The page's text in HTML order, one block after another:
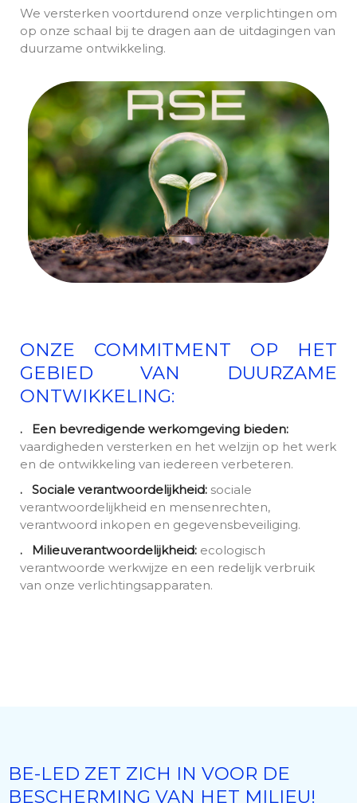
We versterken voortdurend onze verplichtingen om
op onze schaal bij te dragen aan de uitdagingen van
duurzame ontwikkeling.
ONZE COMMITMENT OP HET
GEBIED VAN DUURZAME
ONTWIKKELING:
. Een bevredigende werkomgeving bieden:
vaardigheden versterken en het welzijn op het werk
en de ontwikkeling van iedereen verbeteren.
. Sociale verantwoordelijkheid: sociale
verantwoordelijkheid en mensenrechten,
verantwoord inkopen en gegevensbeveiliging.
. Milieuverantwoordelijkheid: ecologisch
verantwoorde werkwijze en een redelijk verbruik
van onze verlichtingsapparaten.
BE-LED ZET ZICH IN VOOR DE
BESCHERMING VAN HET MILIEU!